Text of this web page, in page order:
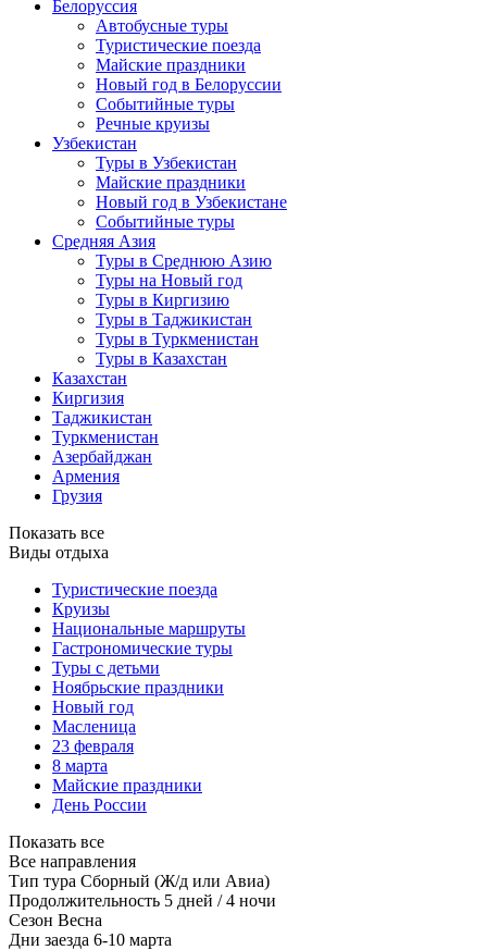
Белоруссия
Автобусные туры
Туристические поезда
Майские праздники
Новый год в Белоруссии
Событийные туры
Речные круизы
Узбекистан
Туры в Узбекистан
Майские праздники
Новый год в Узбекистане
Событийные туры
Средняя Азия
Туры в Среднюю Азию
Туры на Новый год
Туры в Киргизию
Туры в Таджикистан
Туры в Туркменистан
Туры в Казахстан
Казахстан
Киргизия
Таджикистан
Туркменистан
Азербайджан
Армения
Грузия
Показать все
Виды отдыха
Туристические поезда
Круизы
Национальные маршруты
Гастрономические туры
Туры с детьми
Ноябрьские праздники
Новый год
Масленица
23 февраля
8 марта
Майские праздники
День России
Показать все
Все направления
Тип тура Сборный (Ж/д или Авиа)
Продолжительность 5 дней / 4 ночи
Сезон Весна
Дни заезда 6-10 марта